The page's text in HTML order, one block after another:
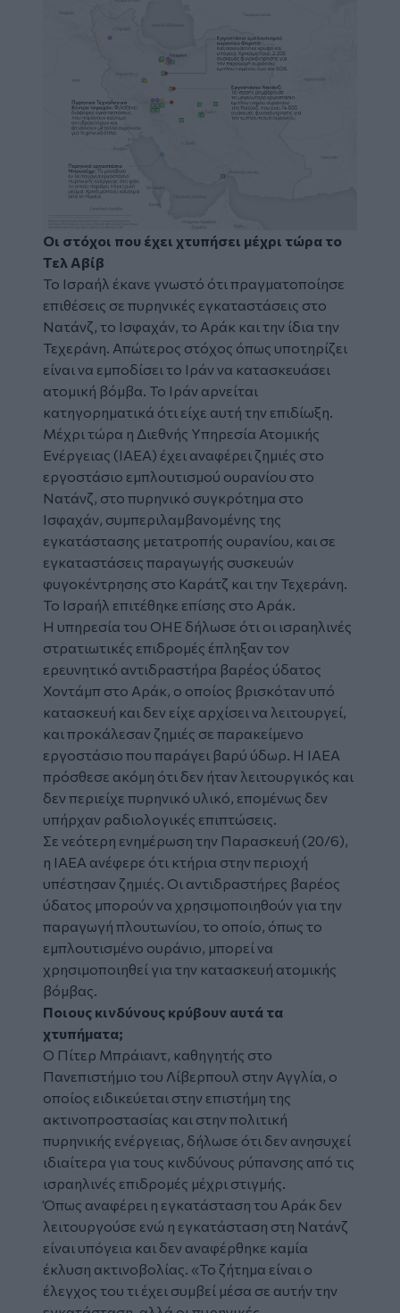
Οι στόχοι που έχει χτυπήσει μέχρι τώρα το
Τελ Αβίβ
Το Ισραήλ έκανε γνωστό ότι πραγματοποίησε
επιθέσεις σε πυρηνικές εγκαταστάσεις στο
Νατάνζ, το Ισφαχάν, το Αράκ και την ίδια την
Τεχεράνη. Απώτερος στόχος όπως υποτηρίζει
είναι να εμποδίσει το Ιράν να κατασκευάσει
ατομική βόμβα. Το Ιράν αρνείται
κατηγορηματικά ότι είχε αυτή την επιδίωξη.
Μέχρι τώρα η Διεθνής Υπηρεσία Ατομικής
Ενέργειας (IAEA) έχει αναφέρει ζημιές στο
εργοστάσιο εμπλουτισμού ουρανίου στο
Νατάνζ, στο πυρηνικό συγκρότημα στο
Ισφαχάν, συμπεριλαμβανομένης της
εγκατάστασης μετατροπής ουρανίου, και σε
εγκαταστάσεις παραγωγής συσκευών
φυγοκέντρησης στο Καράτζ και την Τεχεράνη.
Το Ισραήλ επιτέθηκε επίσης στο Αράκ.
Η υπηρεσία του ΟΗΕ δήλωσε ότι οι ισραηλινές
στρατιωτικές επιδρομές έπληξαν τον
ερευνητικό αντιδραστήρα βαρέος ύδατος
Χοντάμπ στο Αράκ, ο οποίος βρισκόταν υπό
κατασκευή και δεν είχε αρχίσει να λειτουργεί,
και προκάλεσαν ζημιές σε παρακείμενο
εργοστάσιο που παράγει βαρύ ύδωρ. Η ΙΑΕΑ
πρόσθεσε ακόμη ότι δεν ήταν λειτουργικός και
δεν περιείχε πυρηνικό υλικό, επομένως δεν
υπήρχαν ραδιολογικές επιπτώσεις.
Σε νεότερη ενημέρωση την Παρασκευή (20/6),
η ΙΑΕΑ ανέφερε ότι κτήρια στην περιοχή
υπέστησαν ζημιές. Οι αντιδραστήρες βαρέος
ύδατος μπορούν να χρησιμοποιηθούν για την
παραγωγή πλουτωνίου, το οποίο, όπως το
εμπλουτισμένο ουράνιο, μπορεί να
χρησιμοποιηθεί για την κατασκευή ατομικής
βόμβας.
Ποιους κινδύνους κρύβουν αυτά τα
χτυπήματα;
Ο Πίτερ Μπράιαντ, καθηγητής στο
Πανεπιστήμιο του Λίβερπουλ στην Αγγλία, ο
οποίος ειδικεύεται στην επιστήμη της
ακτινοπροστασίας και στην πολιτική
πυρηνικής ενέργειας, δήλωσε ότι δεν ανησυχεί
ιδιαίτερα για τους κινδύνους ρύπανσης από τις
ισραηλινές επιδρομές μέχρι στιγμής.
Όπως αναφέρει η εγκατάσταση του Αράκ δεν
λειτουργούσε ενώ η εγκατάσταση στη Νατάνζ
είναι υπόγεια και δεν αναφέρθηκε καμία
έκλυση ακτινοβολίας. «Το ζήτημα είναι ο
έλεγχος του τι έχει συμβεί μέσα σε αυτήν την